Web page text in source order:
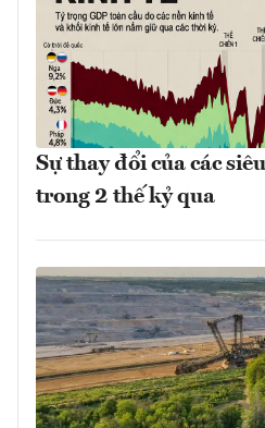
Sự thay đổi của các
trong 2 thế kỷ qua